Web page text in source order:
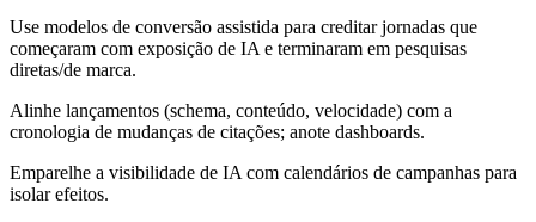
Use modelos de conversão assistida para creditar jornadas que
começaram com exposição de IA e terminaram em pesquisas
diretas/de marca.
Alinhe lançamentos (schema, conteúdo, velocidade) com a
cronologia de mudanças de citações; anote dashboards.
Emparelhe a visibilidade de IA com calendários de campanhas para
isolar efeitos.